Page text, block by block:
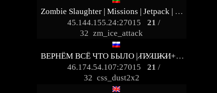
Zombie Slaughter | Missions | Jetpack | VIP
45.144.155.24:27015
21 /
32 zm_ice_attack
BEPHЁM BCЁ ЧTO БЫЛO | ̷П̷У̷Ш̷K̷И+LASER
46.174.54.107:27015
21 /
32 css_dust2x2